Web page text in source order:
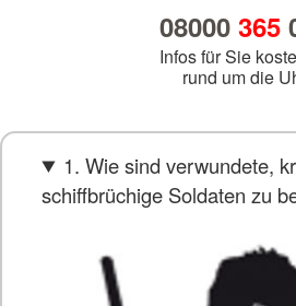
08000 365
Infos für Sie
rund um die
1. Wie sind verwundete,
schiffbrüchige Soldaten zu